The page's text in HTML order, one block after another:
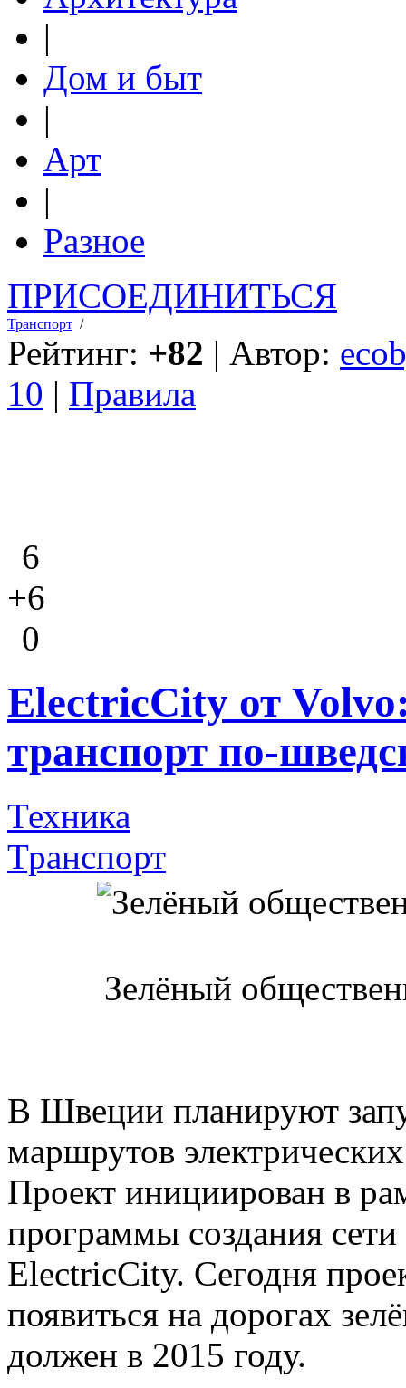
|
Дом и быт
|
Арт
|
Разное
ПРИСОЕДИНИТЬСЯ
Транспорт /
Рейтинг: +82 | Автор:
10 | Правила
6
+6
0
ElectricCity от
транспорт по-
Техника
Транспорт
Зелёный
В Швеции планируют
маршрутов
Проект инициирован в
программы создания сети
ElectricCity. Сегодня
появиться на дорогах
должен в 2015 году.